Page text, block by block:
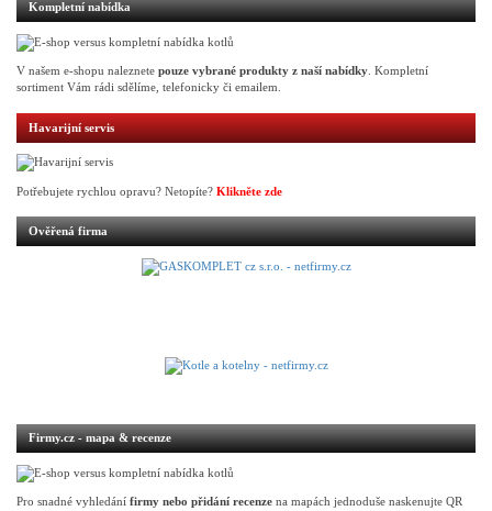
Kompletní nabídka
V našem e-shopu naleznete pouze vybrané produkty z naší nabídky . Kompletní
sortiment Vám rádi sdělíme, telefonicky či emailem.
Havarijní servis
Potřebujete rychlou opravu? Netopíte? Klikněte zde
Ověřená firma
Firmy.cz - mapa & recenze
Pro snadné vyhledání firmy nebo přidání recenze na mapách jednoduše naskenujte QR